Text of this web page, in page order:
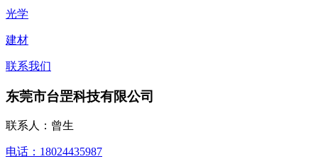
光学
建材
联系我们
东莞市台罡科技有限公司
联系人：曾生
电话：18024435987